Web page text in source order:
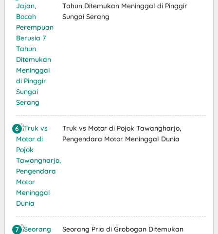
Tahun Ditemukan Meninggal di Pinggir
Sungai Serang
Truk vs Motor di Pojok Tawangharjo,
Pengendara Motor Meninggal Dunia
Seorang Pria di Grobogan Ditemukan